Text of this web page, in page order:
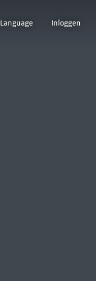
Language Inloggen